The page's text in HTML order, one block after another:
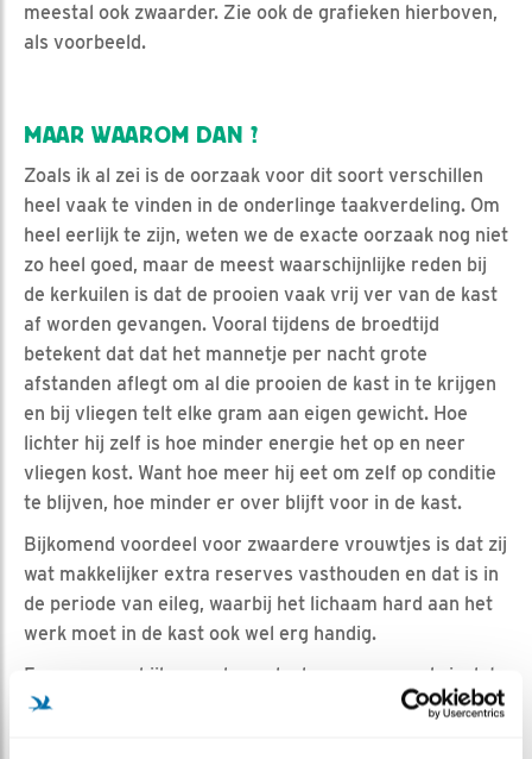
meestal ook zwaarder. Zie ook de grafieken hierboven,
als voorbeeld.
MAAR WAAROM DAN ?
Zoals ik al zei is de oorzaak voor dit soort verschillen
heel vaak te vinden in de onderlinge taakverdeling. Om
heel eerlijk te zijn, weten we de exacte oorzaak nog niet
zo heel goed, maar de meest waarschijnlijke reden bij
de kerkuilen is dat de prooien vaak vrij ver van de kast
af worden gevangen. Vooral tijdens de broedtijd
betekent dat dat het mannetje per nacht grote
afstanden aflegt om al die prooien de kast in te krijgen
en bij vliegen telt elke gram aan eigen gewicht. Hoe
lichter hij zelf is hoe minder energie het op en neer
vliegen kost. Want hoe meer hij eet om zelf op conditie
te blijven, hoe minder er over blijft voor in de kast.
Bijkomend voordeel voor zwaardere vrouwtjes is dat zij
wat makkelijker extra reserves vasthouden en dat is in
de periode van eileg, waarbij het lichaam hard aan het
werk moet in de kast ook wel erg handig.
En meer een bijkomend gevolg dan een oorzaak, is dat
het vrouwtje daardoor ook vaak net iets sterker is en